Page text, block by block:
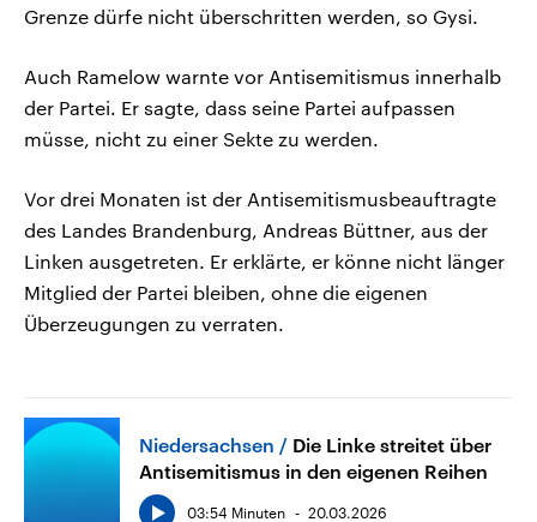
Grenze dürfe nicht überschritten werden, so Gysi.
Auch Ramelow warnte vor Antisemitismus innerhalb
der Partei. Er sagte, dass seine Partei aufpassen
müsse, nicht zu einer Sekte zu werden.
Vor drei Monaten ist der Antisemitismusbeauftragte
des Landes Brandenburg, Andreas Büttner, aus der
Linken ausgetreten. Er erklärte, er könne nicht länger
Mitglied der Partei bleiben, ohne die eigenen
Überzeugungen zu verraten.
Niedersachsen
Die Linke streitet über
Antisemitismus in den eigenen Reihen
03:54 Minuten 20.03.2026